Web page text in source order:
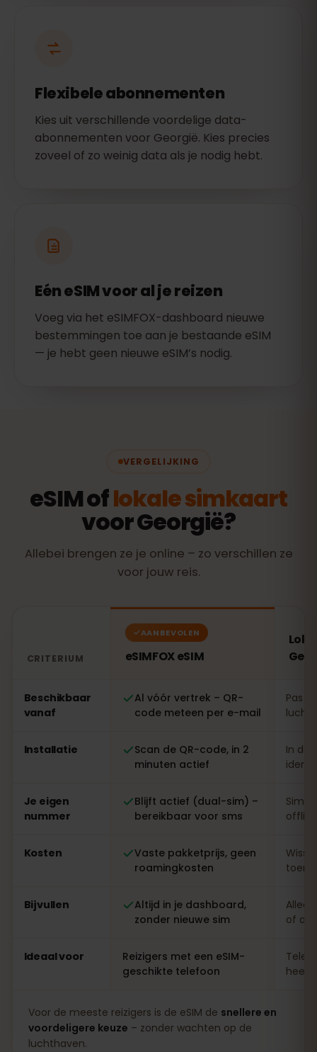
Flexibele abonnementen
Kies uit verschillende voordelige data-
abonnementen voor Georgië. Kies precies
zoveel of zo weinig data als je nodig hebt.
Eén eSIM voor al je reizen
Voeg via het eSIMFOX-dashboard nieuwe
bestemmingen toe aan je bestaande eSIM
— je hebt geen nieuwe eSIM’s nodig.
VERGELIJKING
eSIM oflokale simkaart
voor Georgië?
Allebei brengen ze je online – zo verschillen ze
voor jouw reis.
CRITERIUM
AANBEVOLEN
eSIMFOX eSIM
Beschikbaar
vanaf
Al vóór vertrek – QR-
code meteen per e-mail
Pas
Installatie
Scan de QR-code, in 2
minuten actief
In de
Je eigen
nummer
Blijft actief (dual-sim) –
bereikbaar voor sms
offline
Kosten
Vaste pakketprijs, geen
roamingkosten
Bijvullen
Altijd in je dashboard,
zonder nieuwe sim
of
Ideaal voor
Reizigers met een eSIM-
geschikte telefoon
heel
Voor de meeste reizigers is de eSIM de snellere en
voordeligere keuze – zonder wachten op de
luchthaven.